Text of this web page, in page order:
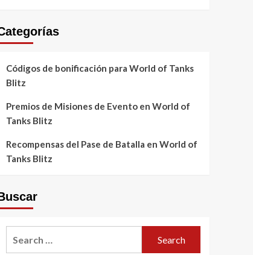
Códigos de bonificación para World of Tanks
Blitz
Premios de Misiones de Evento en World of
Tanks Blitz
Recompensas del Pase de Batalla en World of
Tanks Blitz